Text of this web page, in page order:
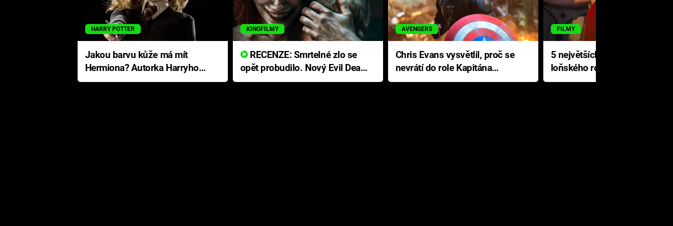
HARRY POTTER
Jakou barvu kůže má mít
Hermiona? Autorka Harryho
Pottera přišla s ráznou
KINOFILMY
RECENZE: Smrtelné zlo se
opět probudilo. Nový Evil Dead
přichází s neodolatelnou
AVENGERS
Chris Evans vysvětlil, proč se
nevrátí do role Kapitána
Ameriky
FILMY
5 největších propadáků
loňského roku: Disney na
jediné katastrofě prodělal 200